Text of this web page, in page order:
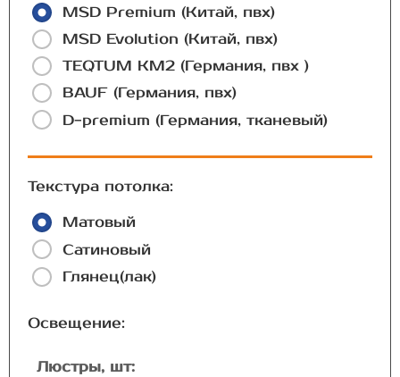
MSD Premium (Китай, пвх)
MSD Evolution (Китай, пвх)
TEQTUM КМ2 (Германия, пвх )
BAUF (Германия, пвх)
D-premium (Германия, тканевый)
Текстура потолка:
Матовый
Сатиновый
Глянец(лак)
Освещение:
Люстры, шт: